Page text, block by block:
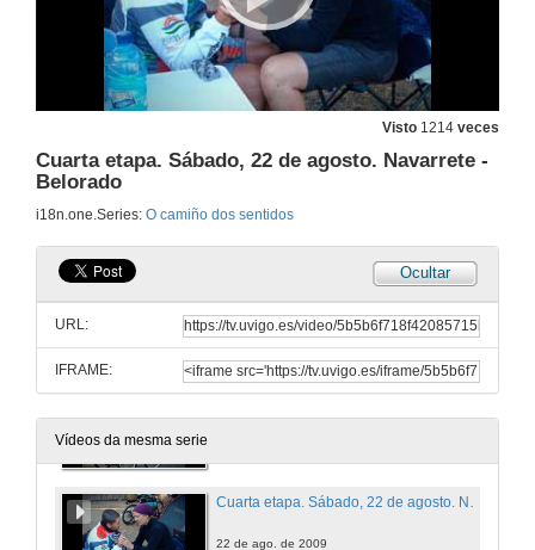
Visto 1214 veces
Cuarta etapa. Sábado, 22 de agosto. Navarrete -
Belorado
i18n.one.Series: O camiño dos sentidos
Ocultar
URL:
IFRAME:
Vídeos da mesma serie
18 de ago. de 2009
Preparativos. Martes, 18 de agosto
19 de ago. de 2009
Segunda etapa. Jueves, 20 de agosto. Cizur Menor - Villamayor de Monjardín
20 de ago. de 2009
Tercera etapa. Viernes, 21 de agosto. Villamayor de Monjardín - Navarrete
22 de ago. de 2009